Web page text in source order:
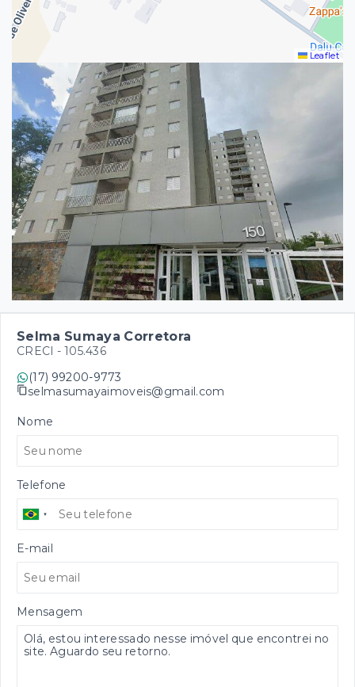
Leaflet
Selma Sumaya Corretora
CRECI - 105.436
(17) 99200-9773
selmasumayaimoveis@gmail.com
Nome
Telefone
E-mail
Mensagem